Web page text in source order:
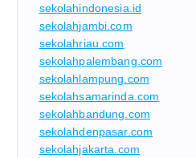
sekolahindonesia.id
sekolahjambi.com
sekolahriau.com
sekolahpalembang.com
sekolahlampung.com
sekolahsamarinda.com
sekolahbandung.com
sekolahdenpasar.com
sekolahjakarta.com